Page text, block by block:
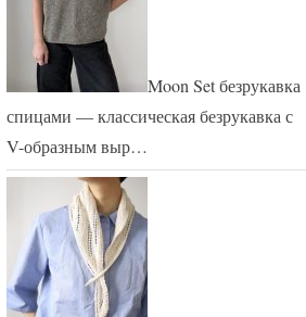
Moon Set безрукавка
спицами — классическая безрукавка с
V-образным выр…